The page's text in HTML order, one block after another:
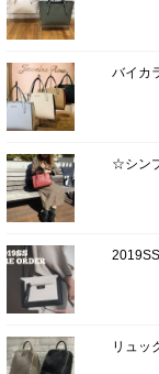
バイカ
☆シン
リュッ